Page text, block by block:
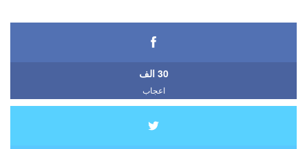
30 الف
اعجاب